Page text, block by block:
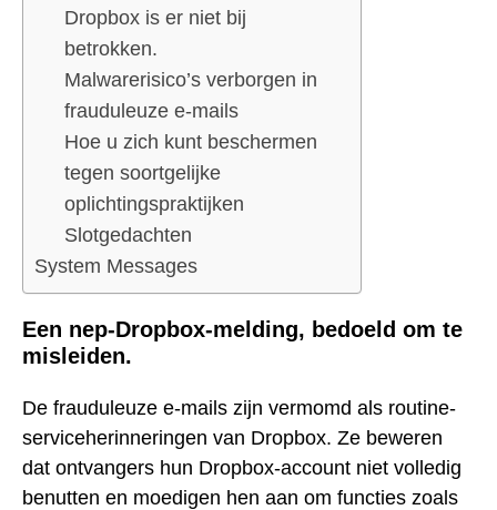
Dropbox is er niet bij
betrokken.
Malwarerisico’s verborgen in
frauduleuze e-mails
Hoe u zich kunt beschermen
tegen soortgelijke
oplichtingspraktijken
Slotgedachten
System Messages
Een nep-Dropbox-melding, bedoeld om te
misleiden.
De frauduleuze e-mails zijn vermomd als routine-
serviceherinneringen van Dropbox. Ze beweren
dat ontvangers hun Dropbox-account niet volledig
benutten en moedigen hen aan om functies zoals